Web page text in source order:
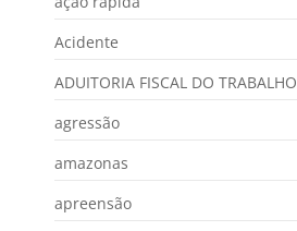
Acidente
ADUITORIA FISCAL DO TRABALHO
agressão
amazonas
apreensão